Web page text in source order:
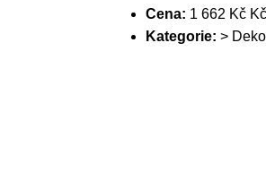
Cena: 1 662 Kč Kč
Kategorie: >